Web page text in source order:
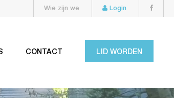
Wie zijn we Login
CONTACT LID WORDEN